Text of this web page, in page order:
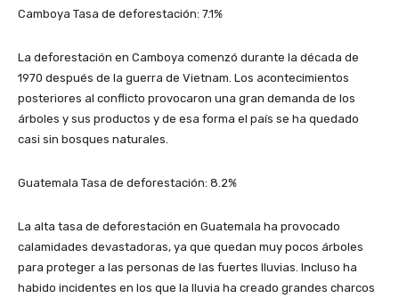
Camboya Tasa de deforestación: 7.1%
La deforestación en Camboya comenzó durante la década de
1970 después de la guerra de Vietnam. Los acontecimientos
posteriores al conflicto provocaron una gran demanda de los
árboles y sus productos y de esa forma el país se ha quedado
casi sin bosques naturales.
Guatemala Tasa de deforestación: 8.2%
La alta tasa de deforestación en Guatemala ha provocado
calamidades devastadoras, ya que quedan muy pocos árboles
para proteger a las personas de las fuertes lluvias. Incluso ha
habido incidentes en los que la lluvia ha creado grandes charcos